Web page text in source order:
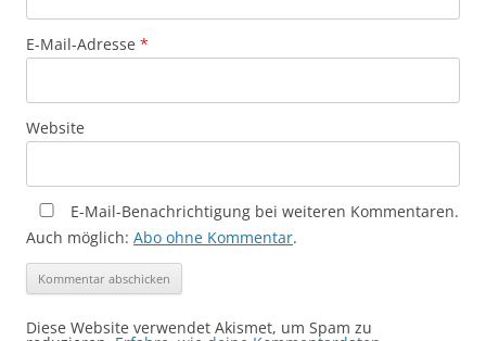
E-Mail-Adresse *
Website
E-Mail-Benachrichtigung bei weiteren Kommentaren.
Auch möglich: Abo ohne Kommentar.
Diese Website verwendet Akismet, um Spam zu